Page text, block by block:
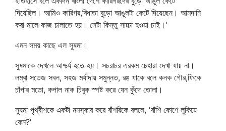
দিয়েছিল। আমিও কারিগর,বিধাতা বুড়ো আঙুলটা কেটে দিয়েছেন। আমদানি
করা মালে কাজ চালাতে হয়। সেটা কিন্তু সাচ্চা হওয়া চাই।'
এমন সময় কাছে এল সুষমা।
সুষমাকে দেখলে আশ্চর্য হতে হয়। সচরাচর এরকম চেহারা দেখা যায় না।
লম্বা সতেজ সবল, সহজ মর্যাদায় সমুন্নত, রঙ যাকে বলে কনক গৌর,ফিকে
চাঁপার মতো, কপাল নাক চিবুক স্পষ্ট করে যেন কুঁদে তোলা।
সুষমা পৃথ্বীশকে একটা নমস্কার করে বাঁশরিকে বললে, 'বাঁশি কোণে লুকিয়ে
কেন?'